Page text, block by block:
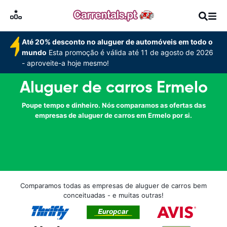
Até 20% desconto no aluguer de automóveis em todo o
mundo Esta promoção é válida até 11 de agosto de 2026
- aproveite-a hoje mesmo!
Aluguer de carros Ermelo
Poupe tempo e dinheiro. Nós comparamos as ofertas das
empresas de aluguer de carros em Ermelo por si.
Comparamos todas as empresas de aluguer de carros bem
conceituadas - e muitas outras!